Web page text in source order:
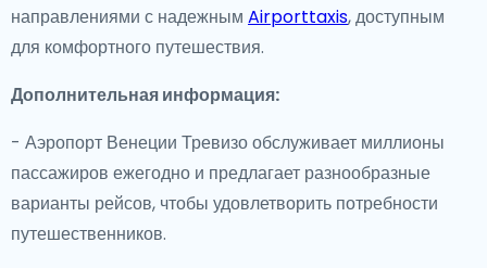
направлениями с надежным Airporttaxis, доступным
для комфортного путешествия.
Дополнительная информация:
- Аэропорт Венеции Тревизо обслуживает миллионы
пассажиров ежегодно и предлагает разнообразные
варианты рейсов, чтобы удовлетворить потребности
путешественников.